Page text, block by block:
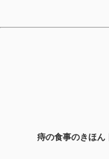
痔の食事のきほん